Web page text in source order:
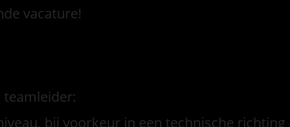
vacature!
teamleider:
bij voorkeur in een technische richting